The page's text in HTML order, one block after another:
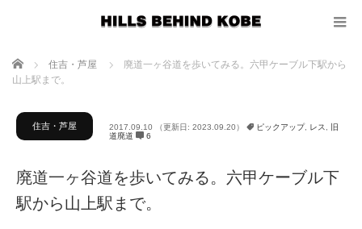
ホーム 住吉・芦屋
廃道一ヶ谷道を歩いてみる。六甲ケーブル下駅から
山上駅まで。
住吉・芦屋 2017.09.10 （更新日: 2023.09.20） ピックアップ, レス
旧
道廃道
6
廃道一ヶ谷道を歩いてみる。六甲ケーブル下
駅から山上駅まで。